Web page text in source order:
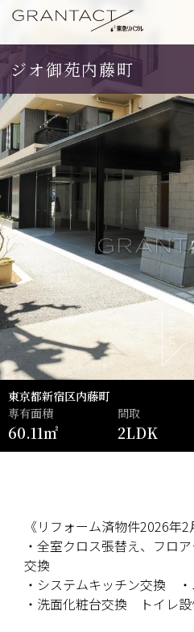
ジオ御苑内藤町
SCROLL
東京都新宿区内藤町
専有面積
60.11㎡
間取
2LDK
《リフォーム済物件2026年2
・全室クロス張替え、フロ
交換
・システムキッチン交換
・洗面化粧台交換 トイレ